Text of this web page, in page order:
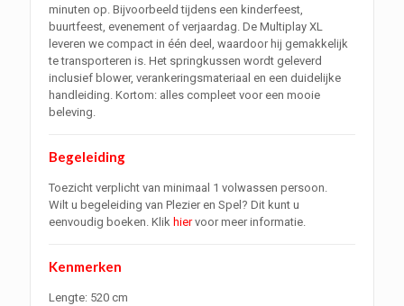
minuten op. Bijvoorbeeld tijdens een kinderfeest,
buurtfeest, evenement of verjaardag. De Multiplay XL
leveren we compact in één deel, waardoor hij gemakkelijk
te transporteren is. Het springkussen wordt geleverd
inclusief blower, verankeringsmateriaal en een duidelijke
handleiding. Kortom: alles compleet voor een mooie
beleving.
Begeleiding
Toezicht verplicht van minimaal 1 volwassen persoon.
Wilt u begeleiding van Plezier en Spel? Dit kunt u
eenvoudig boeken. Klik hiervoor meer informatie.
Kenmerken
Lengte: 520 cm